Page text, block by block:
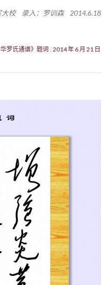
大校 录入：罗训森 2014.6.18
罗氏通谱》题词 2014 年 6 月 21 日